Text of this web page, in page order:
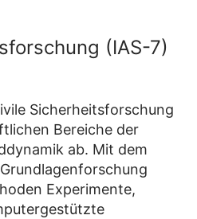
(IAS-7)
Sicherheitsforschung
Bereiche der
ab. Mit dem
Experimente,